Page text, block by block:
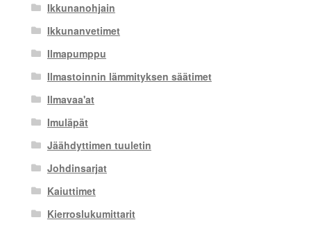
Ikkunanohjain
Ikkunanvetimet
Ilmapumppu
Ilmastoinnin lämmityksen säätimet
Ilmavaa'at
Imuläpät
Jäähdyttimen tuuletin
Johdinsarjat
Kaiuttimet
Kierroslukumittarit